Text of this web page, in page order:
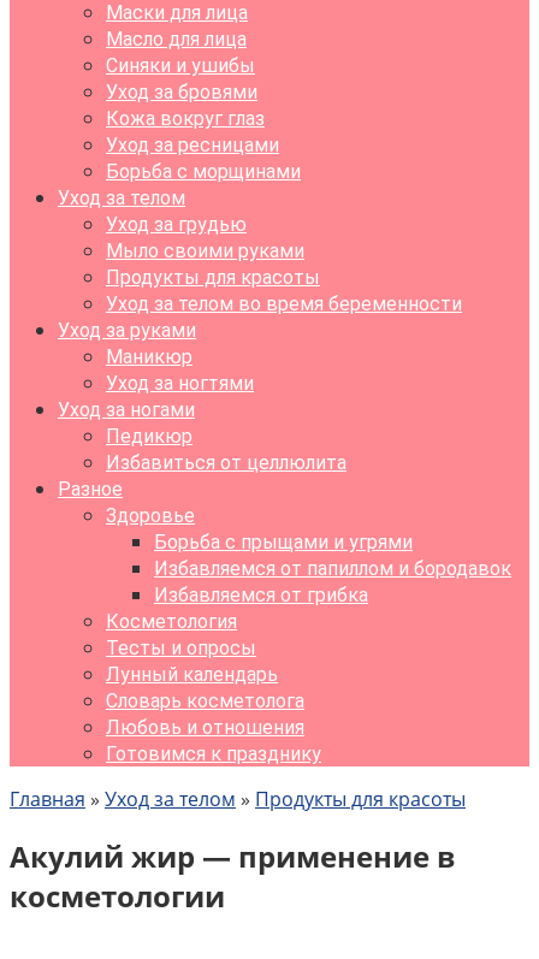
Маски для лица
Масло для лица
Синяки и ушибы
Уход за бровями
Кожа вокруг глаз
Уход за ресницами
Борьба с морщинами
Уход за телом
Уход за грудью
Мыло своими руками
Продукты для красоты
Уход за телом во время беременности
Уход за руками
Маникюр
Уход за ногтями
Уход за ногами
Педикюр
Избавиться от целлюлита
Разное
Здоровье
Борьба с прыщами и угрями
Избавляемся от папиллом и бородавок
Избавляемся от грибка
Косметология
Тесты и опросы
Лунный календарь
Словарь косметолога
Любовь и отношения
Готовимся к празднику
Главная » Уход за телом » Продукты для красоты
Акулий жир — применение в
косметологии